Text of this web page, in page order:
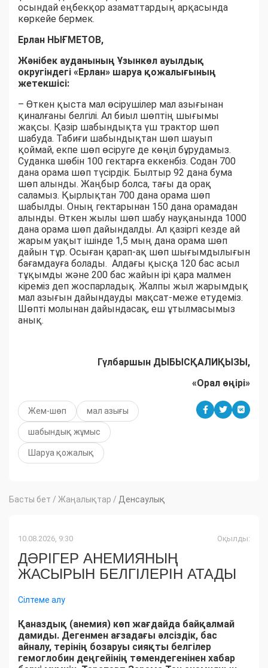
осындай еңбекқор азаматтардың арқасында
көркейе бермек.
Ерлан НЫҒМЕТОВ,
Жәнібек ауданының Ұзынкөл ауылдық
округіндегі «Ерлан» шаруа қожалығының
жетекшісі:
– Өткен қыста мал өсірушілер мал азығынан
қиналғаны белгілі. Ал биыл шөптің шығымы
жақсы. Қазір шабындықта үш трактор шөп
шабуда. Табиғи шабындықтан шөп шауып
қоймай, екпе шөп өсіруге де көңіл бұрудамыз.
Суданка шөбін 100 гектарға еккенбіз. Содан 700
дана орама шөп түсірдік. Былтыр 92 дана бума
шөп алынды. Жаңбыр болса, тағы да орақ
саламыз. Қырлықтан 700 дана орама шөп
шабылды. Оның гектарынан 150 дана орамадан
алынды. Өткен жылы шөп шабу науқанында 1000
дана орама шөп дайындалды. Ал қазіргі кезде ай
жарым уақыт ішінде 1,5 мың дана орама шөп
дайын тұр. Осыған қарап-ақ шөп шығымдылығын
бағамдауға болады. Алдағы қысқа 120 бас асыл
тұқымды және 200 бас жайын ірі қара малмен
кіреміз деп жоспарладық. Жалпы жыл жарымдық
мал азығын дайындауды мақсат-меже етудеміз.
Шөпті молынан дайындасақ, еш ұтылмасымыз
анық.
Гүлбаршын ДЫБЫСҚАЛИҚЫЗЫ,
«Орал өңірі»
Жем-шөп мал азығы
шабындық жұмыс
Шаруа қожалық
Басты бет / Жаңалықтар / Денсаулық
10.08.2026, 9:30 Оқылды:
ДӘРІГЕР АНЕМИЯНЫҢ
ЖАСЫРЫН БЕЛГІЛЕРІН АТАДЫ
Сілтеме алу
Қаназдық (анемия) көп жағдайда байқалмай
дамиды. Дегенмен ағзадағы әлсіздік, бас
айналу, терінің бозаруы сияқты белгілер
гемоглобин деңгейінің төмендегенінен хабар